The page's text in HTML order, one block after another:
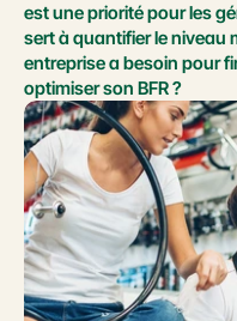
est une priorité pour les
sert à quantifier le niveau
entreprise a besoin pour
optimiser son BFR ?